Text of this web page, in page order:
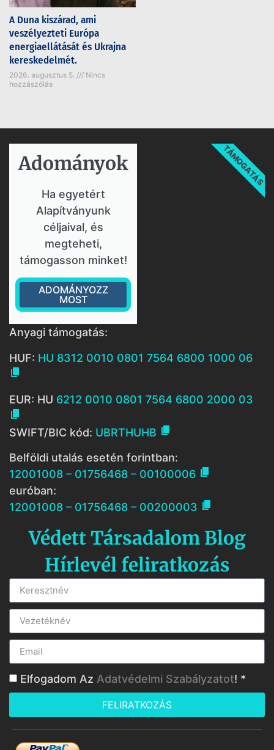
A Duna kiszárad, ami
veszélyezteti Európa
energiaellátását és Ukrajna
kereskedelmét.
2026. augusztus 5.
Nincs
hozzászólás
Adományok​
Ha egyetért
Alapítványunk
céljaival, és
megteheti,
támogasson minket!
ADOMÁNYOZZ
MOST
TÁMOGATÁS
Anyagi támogatás:
HUF: HU 8312 0010 0801 7564 6800 1000 06

EUR: HU 6212 0010 0801 7564 6800 2000 03

SWIFT/BIC kód: UBRTHUHB 
Belföldi utalás esetén forintban:
12001008 – 01756468 – 00100006 
euróban:
12001008 – 01756468 – 00200003 
Védett Társadalom Blog
Hírlevél feliratkozás
Elfogadom Az Adatvédelmi Szabályzatot! *
FELIRATKOZÁS